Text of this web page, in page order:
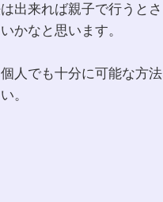
出来れば親子で行うと
かなと思います。
人でも十分に可能な方
。